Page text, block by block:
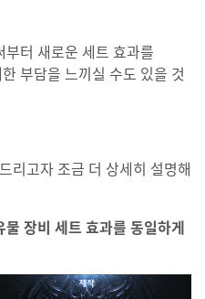
터 새로운 세트 효과를
부담을 느끼실 수도 있을 것
리고자 조금 더 상세히 설명해
물 장비 세트 효과를 동일하게